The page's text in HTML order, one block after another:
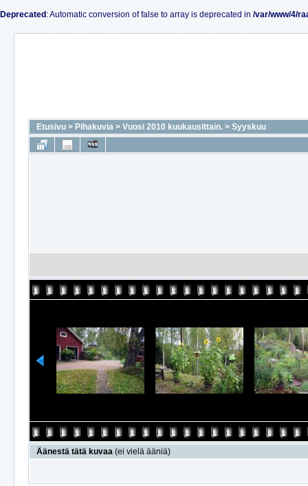
Deprecated : Automatic conversion of false to array is deprecated in /var/www/4/
Etusivu > Pihakuvia > Vuosi 2010 kuukausittain. > Syyskuu
Äänestä tätä kuvaa (ei vielä ääniä)